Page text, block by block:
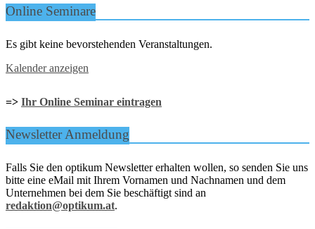
Online Seminare
Es gibt keine bevorstehenden Veranstaltungen.
Kalender anzeigen
=> Ihr Online Seminar eintragen
Newsletter Anmeldung
Falls Sie den optikum Newsletter erhalten wollen, so senden Sie uns
bitte eine eMail mit Ihrem Vornamen und Nachnamen und dem
Unternehmen bei dem Sie beschäftigt sind an
redaktion@optikum.at.